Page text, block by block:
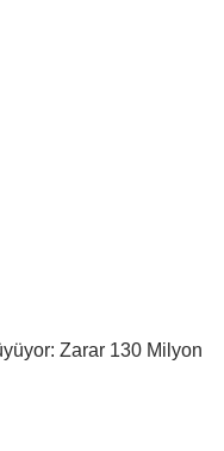
Zarar 130 Milyon